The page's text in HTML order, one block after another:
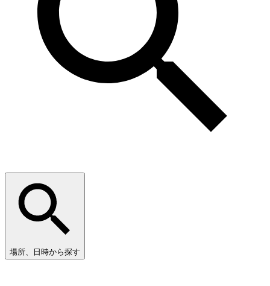
場所、日時から探す